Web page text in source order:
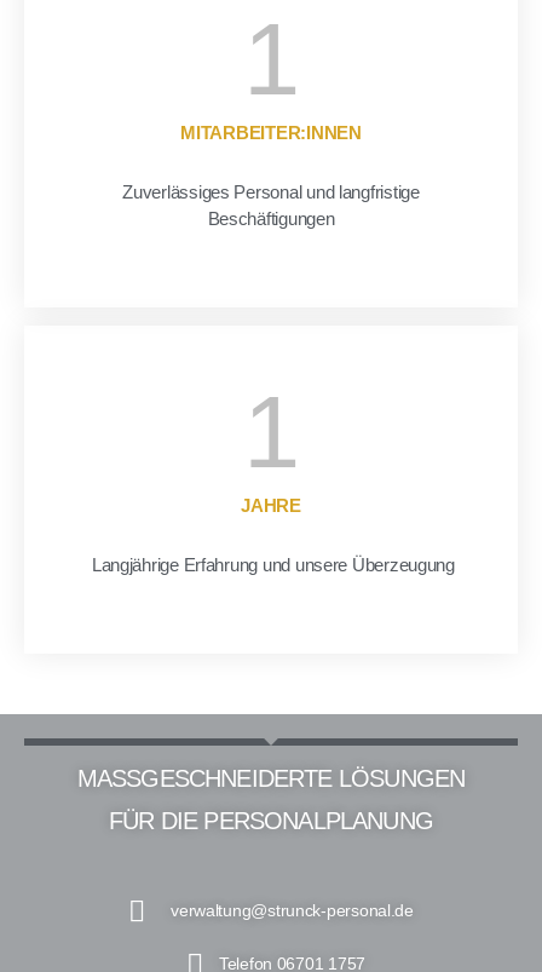
MITARBEITER:INNEN
1
Zuverlässiges Personal und langfristige
Beschäftigungen
JAHRE
1
Langjährige Erfahrung und unsere Überzeugung
MASSGESCHNEIDERTE LÖSUNGEN
FÜR DIE PERSONALPLANUNG
verwaltung@strunck-personal.de
Telefon 06701 1757